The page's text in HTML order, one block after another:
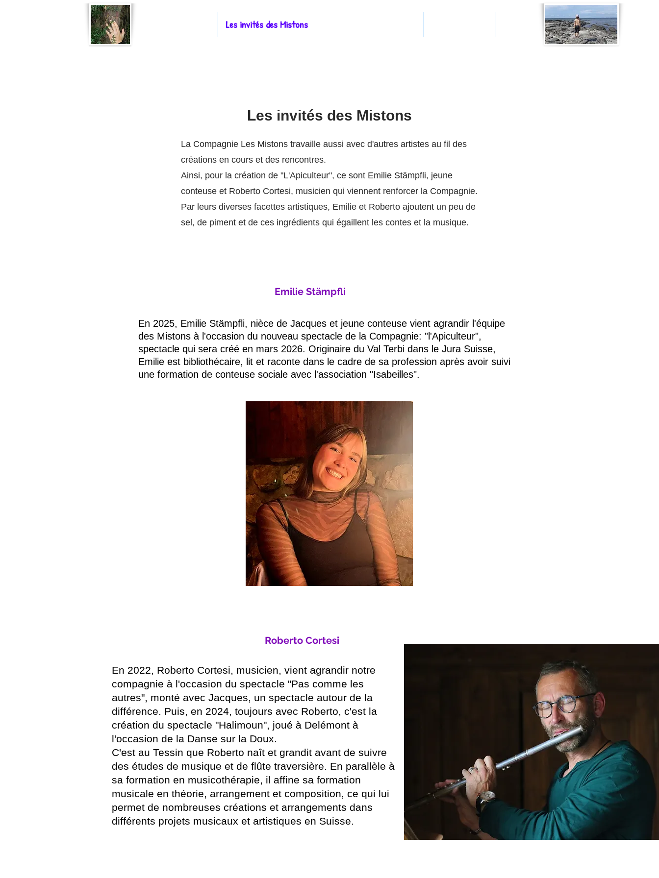
Les invités des Mistons
Les invités des Mistons
La Compagnie Les Mistons travaille aussi avec d'autres artistes au fil des
créations en cours et des rencontres.
Ainsi, pour la création de "L'Apiculteur", ce sont Emilie Stämpfli, jeune
conteuse et Roberto Cortesi, musicien qui viennent renforcer la Compagnie.
Par leurs diverses facettes artistiques, Emilie et Roberto ajoutent un peu de
sel, de piment et de ces ingrédients qui égaillent les contes et la musique.
Emilie Stämpfli
En 2025, Emilie Stämpfli, nièce de Jacques et jeune conteuse vient agrandir l'équipe
des Mistons à l'occasion du nouveau spectacle de la Compagnie: "l'Apiculteur",
spectacle qui sera créé en mars 2026. Originaire du Val Terbi dans le Jura Suisse,
Emilie est bibliothécaire, lit et raconte dans le cadre de sa profession après avoir suivi
une formation de conteuse sociale avec l'association "Isabeilles".
Roberto Cortesi
En 2022, Roberto Cortesi, musicien, vient agrandir notre
compagnie à l'occasion du spectacle "Pas comme les
autres", monté avec Jacques, un spectacle autour de la
différence. Puis, en 2024, toujours avec Roberto, c'est la
création du spectacle "Halimoun", joué à Delémont à
l'occasion de la Danse sur la Doux.
C'est au Tessin que Roberto naît et grandit avant de suivre
des études de musique et de flûte traversière. En parallèle à
sa formation en musicothérapie, il affine sa formation
musicale en théorie, arrangement et composition, ce qui lui
permet de nombreuses créations et arrangements dans
différents projets musicaux et artistiques en Suisse.